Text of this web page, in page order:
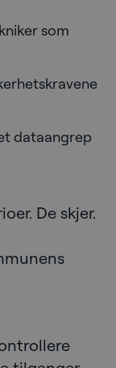
som
dataangrep
De skjer.